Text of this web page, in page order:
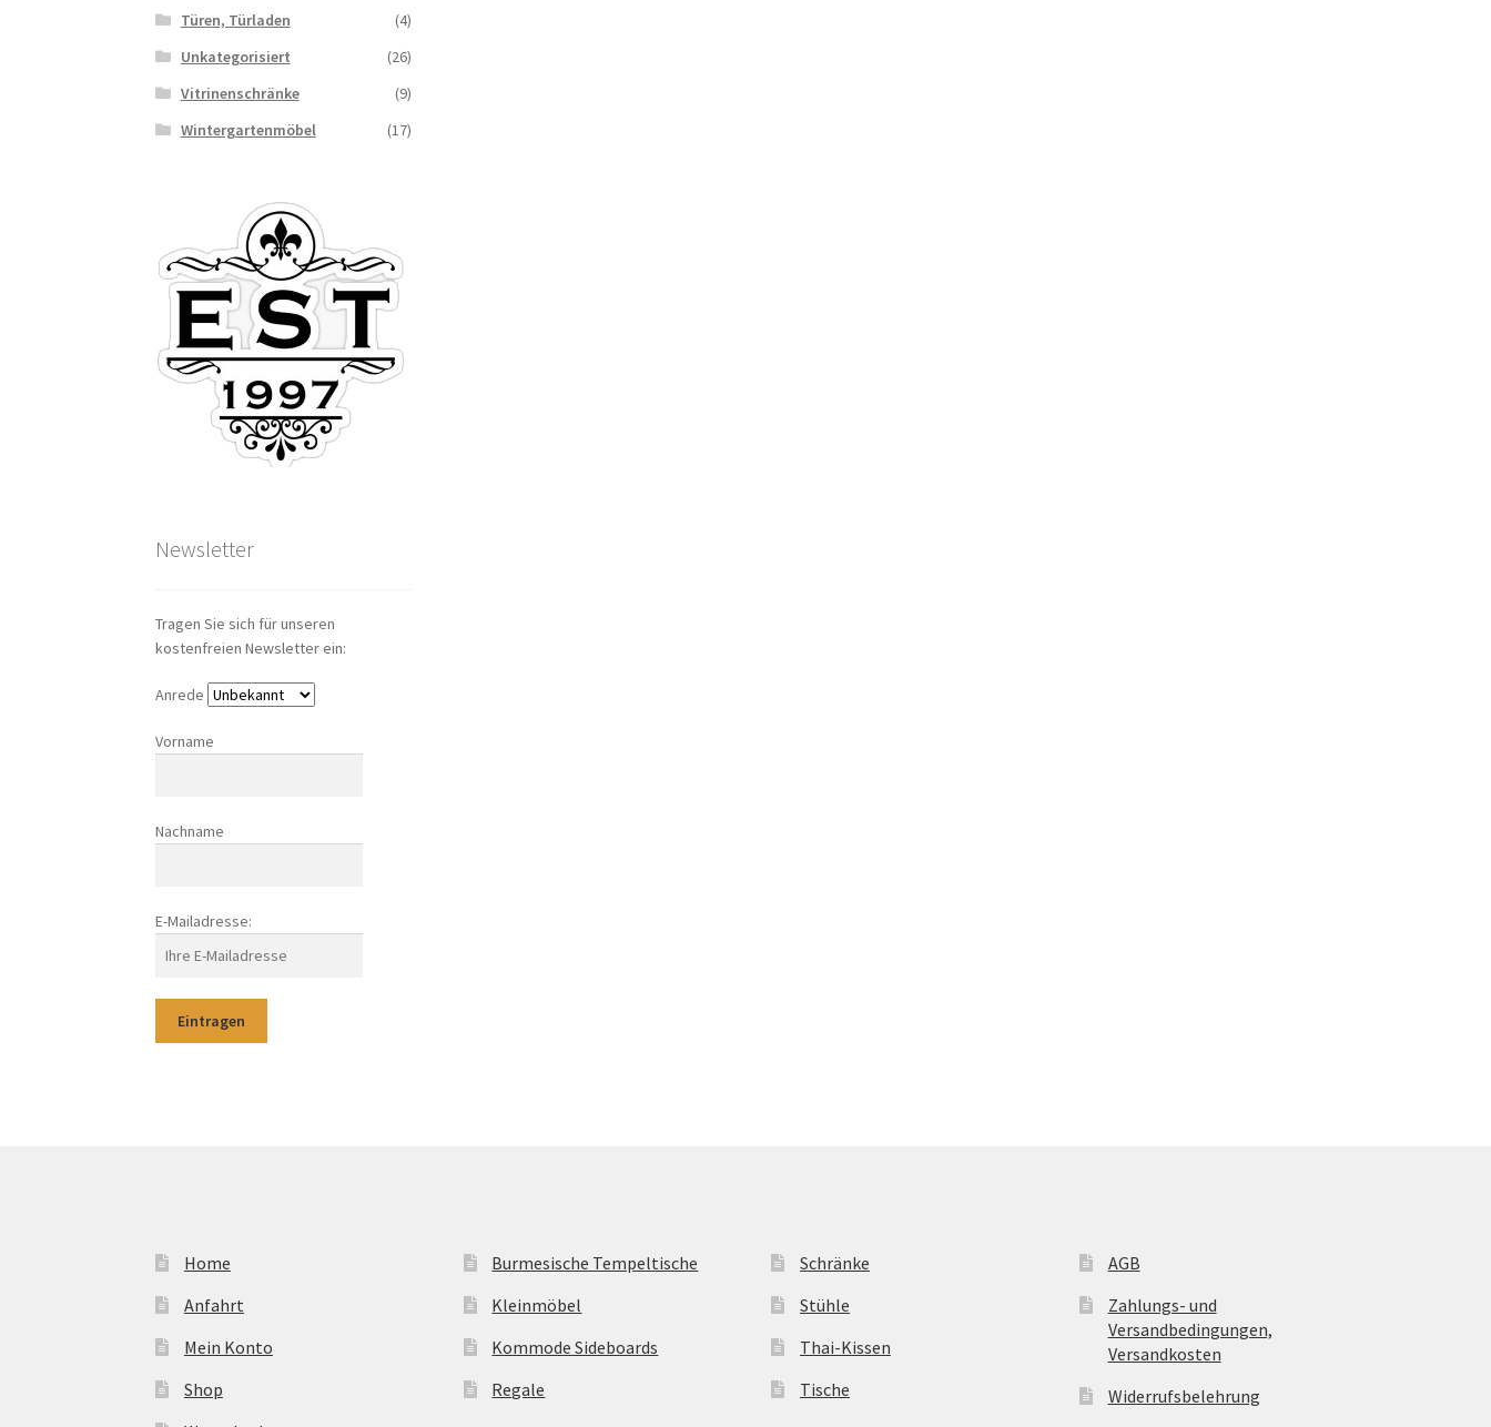
Türen, Türladen
(4)
Unkategorisiert
(26)
Vitrinenschränke
(9)
Wintergartenmöbel
(17)
Newsletter
Tragen Sie sich für unseren
kostenfreien Newsletter ein:
Anrede
Vorname
Nachname
E-Mailadresse:
Home
Anfahrt
Mein Konto
Shop
Burmesische Tempeltische
Kleinmöbel
Kommode Sideboards
Regale
Schränke
Stühle
Thai-Kissen
Tische
AGB
Zahlungs- und
Versandbedingungen,
Versandkosten
Widerrufsbelehrung